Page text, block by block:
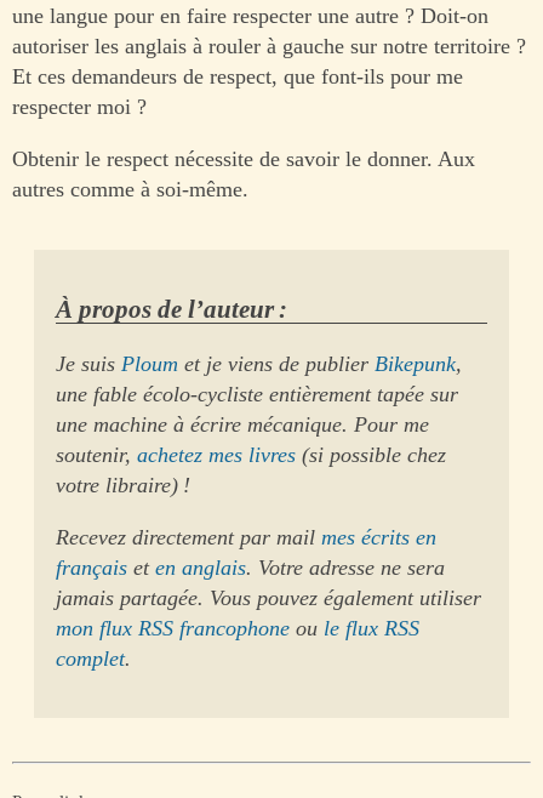
une langue pour en faire respecter une autre ? Doit-on
autoriser les anglais à rouler à gauche sur notre territoire ?
Et ces demandeurs de respect, que font-ils pour me
respecter moi ?
Obtenir le respect nécessite de savoir le donner. Aux
autres comme à soi-même.
À propos de l’auteur :
Je suis Ploum et je viens de publier Bikepunk,
une fable écolo-cycliste entièrement tapée sur
une machine à écrire mécanique. Pour me
soutenir,achetez mes livres (si possible chez
votre libraire) !
Recevez directement par mailmes écrits en
français eten anglais. Votre adresse ne sera
jamais partagée. Vous pouvez également utiliser
mon flux RSS francophone ou le flux RSS
complet.